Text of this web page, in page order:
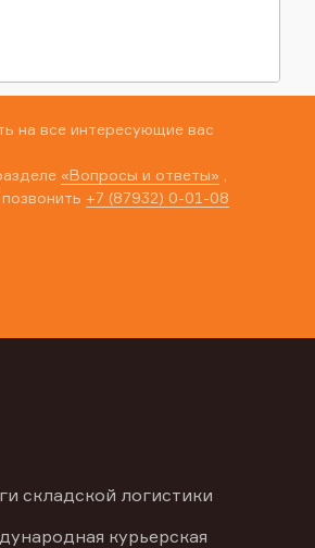
на все интересующие вас
«Вопросы и ответы»
+7 (87932) 0-01-08
складской логистики
курьерская